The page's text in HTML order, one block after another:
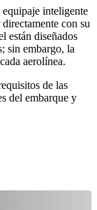
equipaje inteligente
con su
están diseñados
sin embargo, la
aerolínea.
de las
del embarque y